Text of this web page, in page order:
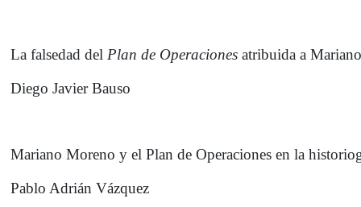
La falsedad del Plan de Operaciones atribuida a
Diego Javier Bauso
Mariano Moreno y el Plan de Operaciones en la
Pablo Adrián Vázquez